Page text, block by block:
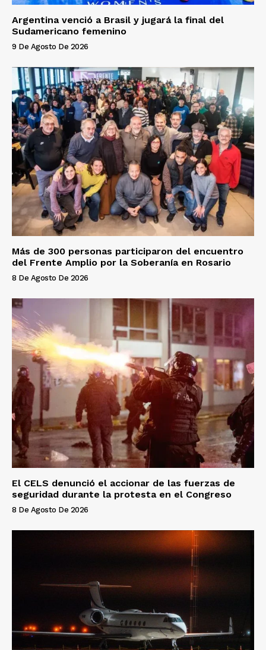
Argentina venció a Brasil y jugará la final del
Sudamericano femenino
9 De Agosto De 2026
Más de 300 personas participaron del encuentro
del Frente Amplio por la Soberanía en Rosario
8 De Agosto De 2026
El CELS denunció el accionar de las fuerzas de
seguridad durante la protesta en el Congreso
8 De Agosto De 2026